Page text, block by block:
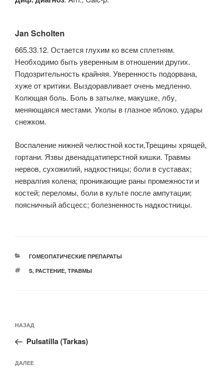
Jan Scholten
665.33.12. Остается глухим ко всем сплетням.
Необходимо быть уверенным в отношении других.
Подозрительность крайняя. Уверенность подорвана,
хуже от критики. Выздоравливает очень медленно.
Колющая боль. Боль в затылке, макушке, лбу,
меняющаяся местами. Уколы в глазное яблоко, удары
снежком.
Воспаление нижней челюстной кости,Трещины хрящей,
гортани. Язвы двенадцатиперстной кишки. Травмы
нервов, сухожилий, надкостницы; боли в суставах;
невралгия колена; проникающие раны промежности и
костей; переломы, боли в культе после ампутации;
поясничный абсцесс; болезненность надкостницы.
РУБРИКИ
ГОМЕОПАТИЧЕСКИЕ ПРЕПАРАТЫ
МЕТКИ
S, РАСТЕНИЕ, ТРАВМЫ
по
записям
Предыдущая
запись:
НАЗАД
Pulsatilla (Tarkas)
Следующая
ДАЛЕЕ